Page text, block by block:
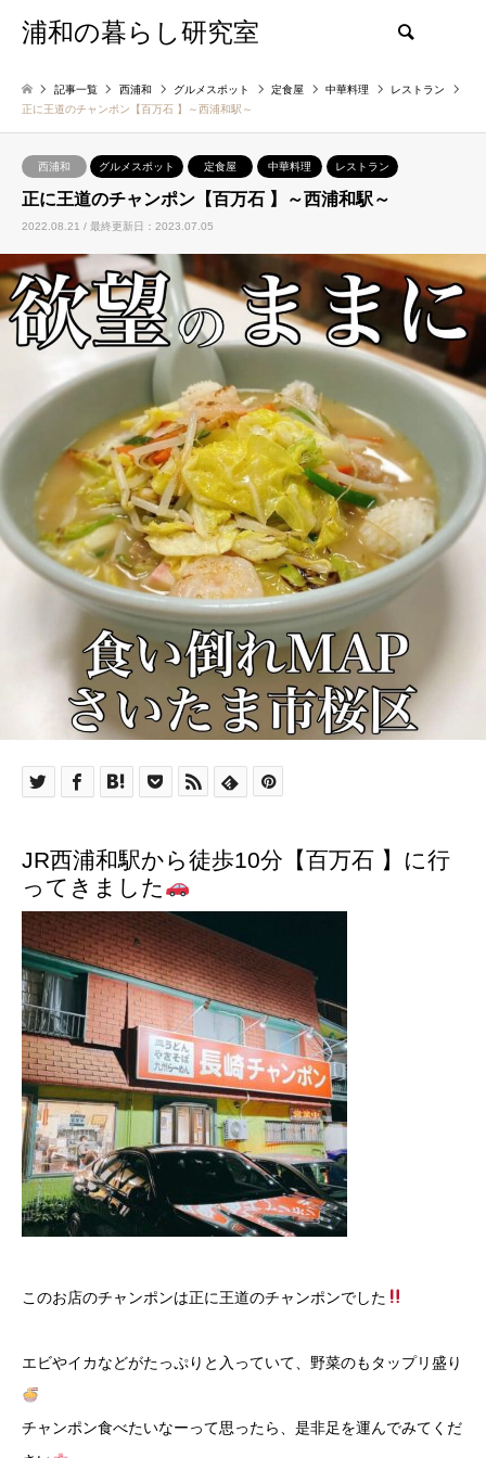
浦和の暮らし研究室
記事一覧 西浦和 グルメスポット 定食屋 中華料理
レストラン
正に王道のチャンポン【百万石 】～西浦和駅～
西浦和 グルメスポット 定食屋 中華料理 レストラン
正に王道のチャンポン【百万石 】～西浦和駅～
2022.08.21 / 最終更新日：2023.07.05
JR西浦和駅から徒歩10分【百万石 】に行
ってきました
このお店のチャンポンは正に王道のチャンポンでした
エビやイカなどがたっぷりと入っていて、野菜のもタップリ盛り
チャンポン食べたいなーって思ったら、是非足を運んでみてくだ